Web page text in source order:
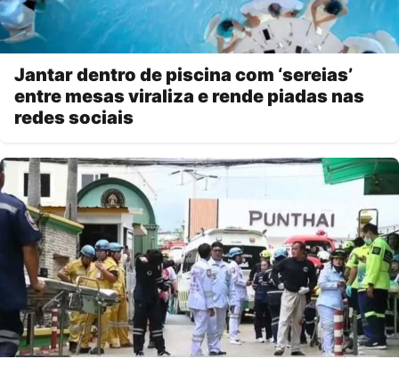
Jantar dentro de piscina com ‘sereias’
entre mesas viraliza e rende piadas nas
redes sociais